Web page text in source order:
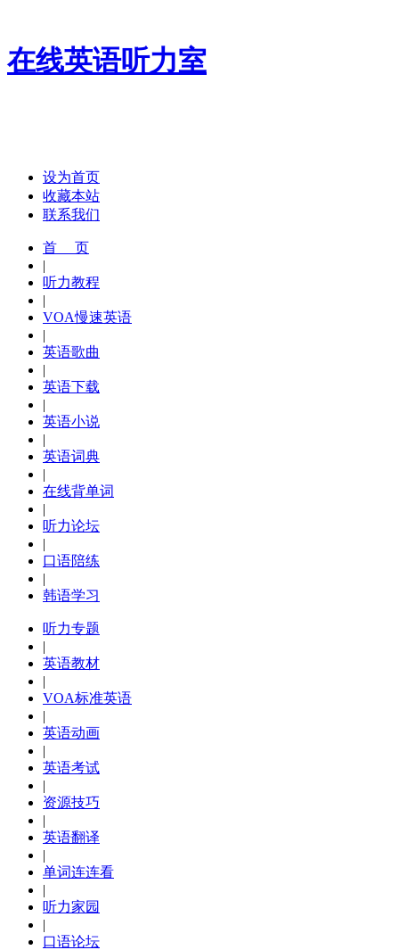
在线英语听力室
设为首页
收藏本站
联系我们
首 页
|
听力教程
|
VOA慢速英语
|
英语歌曲
|
英语下载
|
英语小说
|
英语词典
|
在线背单词
|
听力论坛
|
口语陪练
|
韩语学习
听力专题
|
英语教材
|
VOA标准英语
|
英语动画
|
英语考试
|
资源技巧
|
英语翻译
|
单词连连看
|
听力家园
|
口语论坛